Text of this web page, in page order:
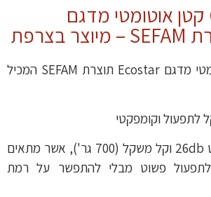
מכשיר CPAP קטן אוטומטי מדגם
מכשיר סיפאפ אוטומטי מדגם Ecostar תוצרת SEFAM המכיל
לתפעול וקומפקטי
מדובר במכשיר שקט 26db וקל משקל (700 גר'), אשר מתאים
לתפעול פשוט מבלי להתפשר על רמת